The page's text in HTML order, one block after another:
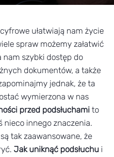
ułatwiają nam życie
spraw możemy załatwić
nam szybki dostęp do
dokumentów, a także
jednak, że ta
wymierzona w nas
przed podsłuchami to
nieco innego znaczenia.
tak zaawansowane, że
Jak uniknąć podsłuchu i